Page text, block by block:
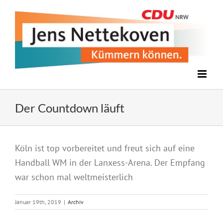
Der Countdown läuft
grösseres
Bild
Köln ist top vorbereitet und freut sich auf eine
Handball WM in der Lanxess-Arena. Der Empfang
war schon mal weltmeisterlich
Januar 19th, 2019 | Archiv